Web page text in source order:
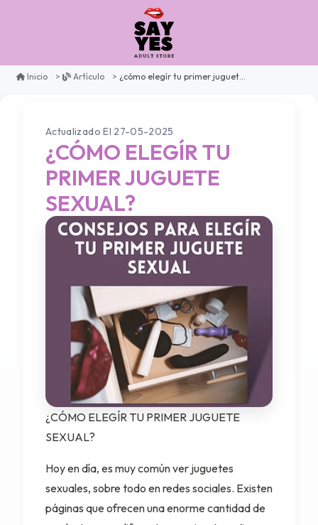
Inicio Artículo ¿cómo elegír tu primer juguete sexual?
Actualizado El 27-05-2025
¿CÓMO ELEGÍR TU
PRIMER JUGUETE
SEXUAL?
¿CÓMO ELEGÍR TU PRIMER JUGUETE
SEXUAL?
Hoy en día, es muy común ver juguetes
sexuales, sobre todo en redes sociales. Existen
páginas que ofrecen una enorme cantidad de